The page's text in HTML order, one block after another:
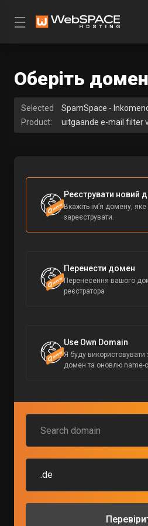
Оберіть
Selected
Product:
SpamSpace -
uitgaande e-mail filter
Реєструвати новий
Вкажіть ім’я домену,
зареєструвати.
Перенести домен
Перенесення вашого
реєстратора
Use Own Domain
Я буду використовувати
домен та оновлю name-
.de